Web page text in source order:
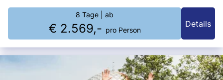
findet man Parks und prächtige historische Paläste.Krakau, die alte
Königsstadt am Oberlauf der Weichsel besteht im Grunde aus zwei
Städten. Die mittelalterliche Altstadt mit dem zentralen Hauptmarkt, wo
sich die Tuchhallen, die Marienkirche, andere Sehenswürdigkeiten
Stadt befindet das Salzbergwerk von Wieliczka oder das Hochgebirge
8 Tage | ab
€ 2.569,- pro Person
Details